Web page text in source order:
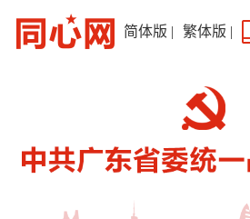
简体版 | 繁体版 |